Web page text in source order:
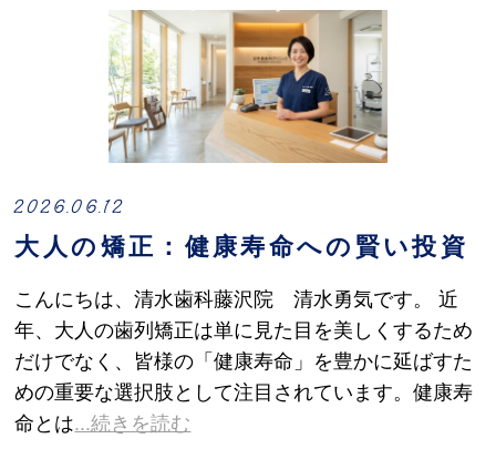
2026.06.12
大人の矯正：健康寿命への賢い投資
こんにちは、清水歯科藤沢院 清水勇気です。 近
年、大人の歯列矯正は単に見た目を美しくするため
だけでなく、皆様の「健康寿命」を豊かに延ばすた
めの重要な選択肢として注目されています。健康寿
命とは...続きを読む